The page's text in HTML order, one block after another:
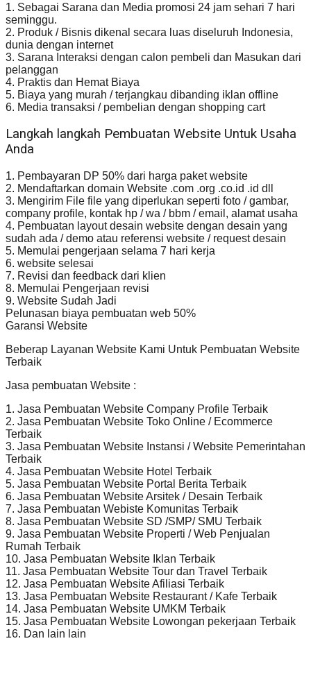
1. Sebagai Sarana dan Media promosi 24 jam sehari 7 hari
seminggu.
2. Produk / Bisnis dikenal secara luas diseluruh Indonesia,
dunia dengan internet
3. Sarana Interaksi dengan calon pembeli dan Masukan dari
pelanggan
4. Praktis dan Hemat Biaya
5. Biaya yang murah / terjangkau dibanding iklan offline
6. Media transaksi / pembelian dengan shopping cart
Langkah langkah Pembuatan Website Untuk Usaha
Anda
1. Pembayaran DP 50% dari harga paket website
2. Mendaftarkan domain Website .com .org .co.id .id dll
3. Mengirim File file yang diperlukan seperti foto / gambar,
company profile, kontak hp / wa / bbm / email, alamat usaha
4. Pembuatan layout desain website dengan desain yang
sudah ada / demo atau referensi website / request desain
5. Memulai pengerjaan selama 7 hari kerja
6. website selesai
7. Revisi dan feedback dari klien
8. Memulai Pengerjaan revisi
9. Website Sudah Jadi
Pelunasan biaya pembuatan web 50%
Garansi Website
Beberap Layanan Website Kami Untuk Pembuatan Website
Terbaik
Jasa pembuatan Website :
1. Jasa Pembuatan Website Company Profile Terbaik
2. Jasa Pembuatan Website Toko Online / Ecommerce
Terbaik
3. Jasa Pembuatan Website Instansi / Website Pemerintahan
Terbaik
4. Jasa Pembuatan Website Hotel Terbaik
5. Jasa Pembuatan Website Portal Berita Terbaik
6. Jasa Pembuatan Website Arsitek / Desain Terbaik
7. Jasa Pembuatan Webiste Komunitas Terbaik
8. Jasa Pembuatan Website SD /SMP/ SMU Terbaik
9. Jasa Pembuatan Website Properti / Web Penjualan
Rumah Terbaik
10. Jasa Pembuatan Website Iklan Terbaik
11. Jasa Pembuatan Website Tour dan Travel Terbaik
12. Jasa Pembuatan Website Afiliasi Terbaik
13. Jasa Pembuatan Website Restaurant / Kafe Terbaik
14. Jasa Pembuatan Website UMKM Terbaik
15. Jasa Pembuatan Website Lowongan pekerjaan Terbaik
16. Dan lain lain